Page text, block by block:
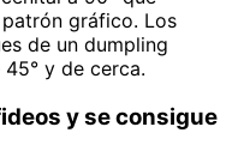
gráfico. Los
de un dumpling
y de cerca.
y se consigue